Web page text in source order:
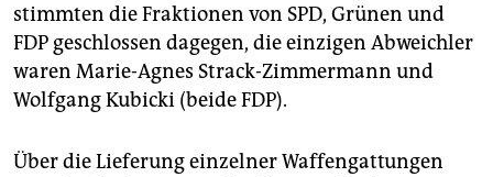
stimmten die Fraktionen von SPD, Grünen und
FDP geschlossen dagegen, die einzigen Abweichler
waren Marie-Agnes Strack-Zimmermann und
Wolfgang Kubicki (beide FDP).
Über die Lieferung einzelner Waffengattungen